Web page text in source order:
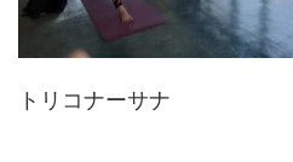
トリコナーサナ